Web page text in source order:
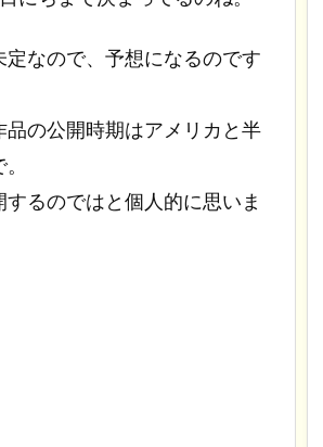
なので、予想になるのです
の公開時期はアメリカと半
るのではと個人的に思いま